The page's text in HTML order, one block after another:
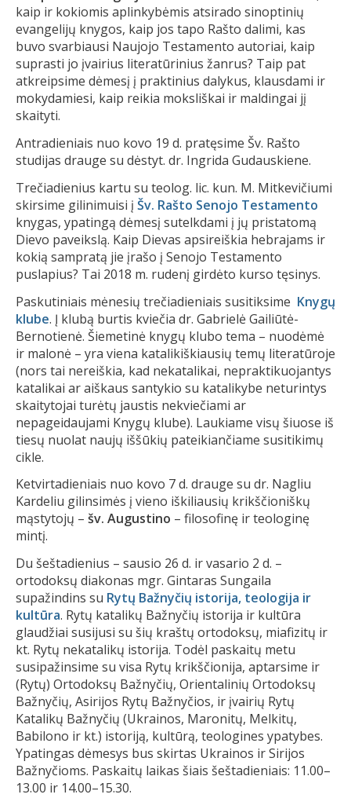
kaip ir kokiomis aplinkybėmis atsirado sinoptinių
evangelijų knygos, kaip jos tapo Rašto dalimi, kas
buvo svarbiausi Naujojo Testamento autoriai, kaip
suprasti jo įvairius literatūrinius žanrus? Taip pat
atkreipsime dėmesį į praktinius dalykus, klausdami ir
mokydamiesi, kaip reikia moksliškai ir maldingai jį
skaityti.
Antradieniais nuo kovo 19 d. pratęsime Šv. Rašto
studijas drauge su dėstyt. dr. Ingrida Gudauskiene.
Trečiadienius kartu su teolog. lic. kun. M. Mitkevičiumi
skirsime gilinimuisi į Šv. Rašto Senojo Testamento
knygas, ypatingą dėmesį sutelkdami į jų pristatomą
Dievo paveikslą. Kaip Dievas apsireiškia hebrajams ir
kokią sampratą jie įrašo į Senojo Testamento
puslapius? Tai 2018 m. rudenį girdėto kurso tęsinys.
Paskutiniais mėnesių trečiadieniais susitiksime Knygų
klube. Į klubą burtis kviečia dr. Gabrielė Gailiūtė-
Bernotienė. Šiemetinė knygų klubo tema – nuodėmė
ir malonė – yra viena katalikiškiausių temų literatūroje
(nors tai nereiškia, kad nekatalikai, nepraktikuojantys
katalikai ar aiškaus santykio su katalikybe neturintys
skaitytojai turėtų jaustis nekviečiami ar
nepageidaujami Knygų klube). Laukiame visų šiuose iš
tiesų nuolat naujų iššūkių pateikiančiame susitikimų
cikle.
Ketvirtadieniais nuo kovo 7 d. drauge su dr. Nagliu
Kardeliu gilinsimės į vieno iškiliausių krikščioniškų
mąstytojų – šv. Augustino – filosofinę ir teologinę
mintį.
Du šeštadienius – sausio 26 d. ir vasario 2 d. –
ortodoksų diakonas mgr. Gintaras Sungaila
supažindins su Rytų Bažnyčių istorija, teologija ir
kultūra. Rytų katalikų Bažnyčių istorija ir kultūra
glaudžiai susijusi su šių kraštų ortodoksų, miafizitų ir
kt. Rytų nekatalikų istorija. Todėl paskaitų metu
susipažinsime su visa Rytų krikščionija, aptarsime ir
(Rytų) Ortodoksų Bažnyčių, Orientalinių Ortodoksų
Bažnyčių, Asirijos Rytų Bažnyčios, ir įvairių Rytų
Katalikų Bažnyčių (Ukrainos, Maronitų, Melkitų,
Babilono ir kt.) istoriją, kultūrą, teologines ypatybes.
Ypatingas dėmesys bus skirtas Ukrainos ir Sirijos
Bažnyčioms. Paskaitų laikas šiais šeštadieniais: 11.00–
13.00 ir 14.00–15.30.